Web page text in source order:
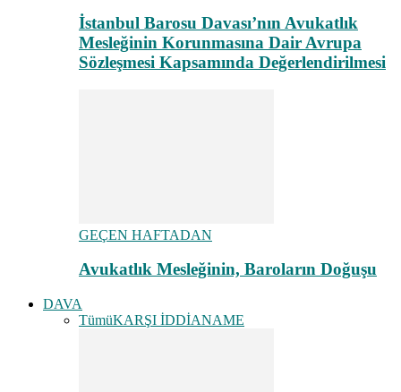
İstanbul Barosu Davası’nın Avukatlık
Mesleğinin Korunmasına Dair Avrupa
Sözleşmesi Kapsamında Değerlendirilmesi
GEÇEN HAFTADAN
Avukatlık Mesleğinin, Baroların Doğuşu
DAVA
TümüKARŞI İDDİANAME